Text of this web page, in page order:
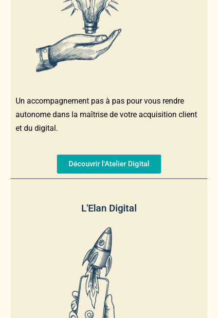
Un accompagnement pas à pas pour vous rendre
autonome dans la maîtrise de votre acquisition client
et du digital.
Découvrir l'Atelier Digital
L'Elan Digital